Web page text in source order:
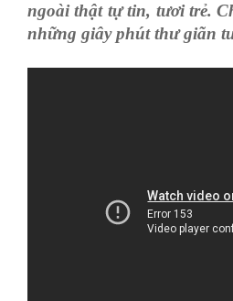
ngoài thật tự tin, tươi trẻ.
những giây phút thư giãn